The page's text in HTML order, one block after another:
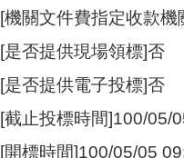
[機關文件費指定收款
[是否提供現場領標]否
[是否提供電子投標]否
[截止投標時間]100/05/
[開標時間]100/05/05